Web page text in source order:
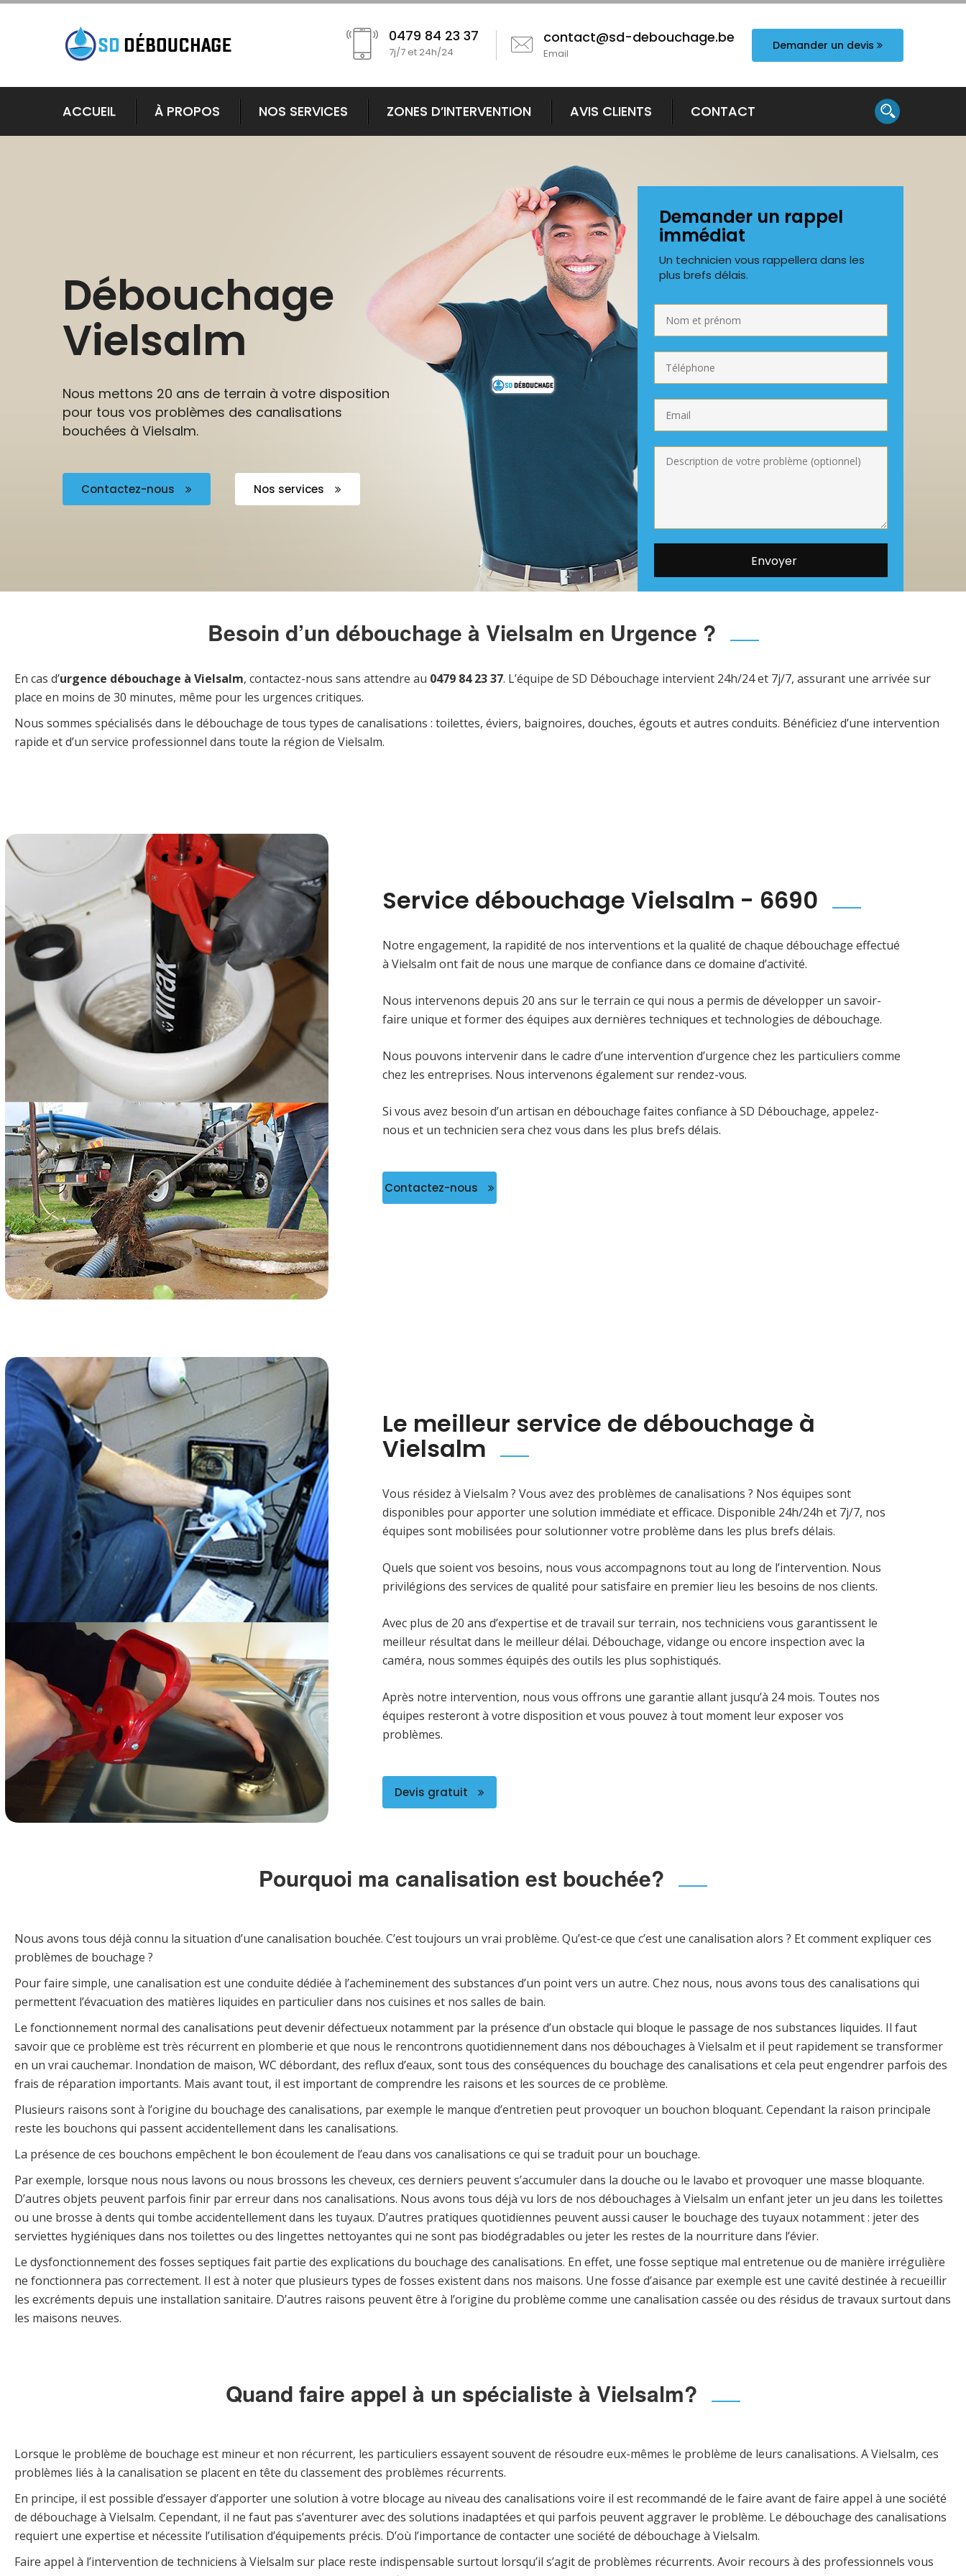
0479 84 23 37
7j/7 et 24h/24
contact@sd-debouchage.be
Email
Demander un devis
ACCUEIL À PROPOS NOS SERVICES ZONES D’INTERVENTION AVIS CLIENTS CONTACT
Débouchage
Vielsalm
Nous mettons 20 ans de terrain à votre disposition
pour tous vos problèmes des canalisations
bouchées à Vielsalm.
Contactez-nous Nos services
Demander un rappel
immédiat
Un technicien vous rappellera dans les
plus brefs délais.
Besoin d’un débouchage à Vielsalm en Urgence ?
En cas d’urgence débouchage à Vielsalm, contactez-nous sans attendre au 0479 84 23 37. L’équipe de SD Débouchage intervient 24h/24 et 7j/7, assurant une arrivée sur
place en moins de 30 minutes, même pour les urgences critiques.
Nous sommes spécialisés dans le débouchage de tous types de canalisations : toilettes, éviers, baignoires, douches, égouts et autres conduits. Bénéficiez d’une intervention
rapide et d’un service professionnel dans toute la région de Vielsalm.
Service débouchage Vielsalm - 6690
Notre engagement, la rapidité de nos interventions et la qualité de chaque débouchage effectué
à Vielsalm ont fait de nous une marque de confiance dans ce domaine d’activité.
Nous intervenons depuis 20 ans sur le terrain ce qui nous a permis de développer un savoir-
faire unique et former des équipes aux dernières techniques et technologies de débouchage.
Nous pouvons intervenir dans le cadre d’une intervention d’urgence chez les particuliers comme
chez les entreprises. Nous intervenons également sur rendez-vous.
Si vous avez besoin d’un artisan en débouchage faites confiance à SD Débouchage, appelez-
nous et un technicien sera chez vous dans les plus brefs délais.
Contactez-nous
Le meilleur service de débouchage à
Vielsalm
Vous résidez à Vielsalm ? Vous avez des problèmes de canalisations ? Nos équipes sont
disponibles pour apporter une solution immédiate et efficace. Disponible 24h/24h et 7j/7, nos
équipes sont mobilisées pour solutionner votre problème dans les plus brefs délais.
Quels que soient vos besoins, nous vous accompagnons tout au long de l’intervention. Nous
privilégions des services de qualité pour satisfaire en premier lieu les besoins de nos clients.
Avec plus de 20 ans d’expertise et de travail sur terrain, nos techniciens vous garantissent le
meilleur résultat dans le meilleur délai. Débouchage, vidange ou encore inspection avec la
caméra, nous sommes équipés des outils les plus sophistiqués.
Après notre intervention, nous vous offrons une garantie allant jusqu’à 24 mois. Toutes nos
équipes resteront à votre disposition et vous pouvez à tout moment leur exposer vos
problèmes.
Devis gratuit
Pourquoi ma canalisation est bouchée?
Nous avons tous déjà connu la situation d’une canalisation bouchée. C’est toujours un vrai problème. Qu’est-ce que c’est une canalisation alors ? Et comment expliquer ces
problèmes de bouchage ?
Pour faire simple, une canalisation est une conduite dédiée à l’acheminement des substances d’un point vers un autre. Chez nous, nous avons tous des canalisations qui
permettent l’évacuation des matières liquides en particulier dans nos cuisines et nos salles de bain.
Le fonctionnement normal des canalisations peut devenir défectueux notamment par la présence d’un obstacle qui bloque le passage de nos substances liquides. Il faut
savoir que ce problème est très récurrent en plomberie et que nous le rencontrons quotidiennement dans nos débouchages à Vielsalm et il peut rapidement se transformer
en un vrai cauchemar. Inondation de maison, WC débordant, des reflux d’eaux, sont tous des conséquences du bouchage des canalisations et cela peut engendrer parfois des
frais de réparation importants. Mais avant tout, il est important de comprendre les raisons et les sources de ce problème.
Plusieurs raisons sont à l’origine du bouchage des canalisations, par exemple le manque d’entretien peut provoquer un bouchon bloquant. Cependant la raison principale
reste les bouchons qui passent accidentellement dans les canalisations.
La présence de ces bouchons empêchent le bon écoulement de l’eau dans vos canalisations ce qui se traduit pour un bouchage.
Par exemple, lorsque nous nous lavons ou nous brossons les cheveux, ces derniers peuvent s’accumuler dans la douche ou le lavabo et provoquer une masse bloquante.
D’autres objets peuvent parfois finir par erreur dans nos canalisations. Nous avons tous déjà vu lors de nos débouchages à Vielsalm un enfant jeter un jeu dans les toilettes
ou une brosse à dents qui tombe accidentellement dans les tuyaux. D’autres pratiques quotidiennes peuvent aussi causer le bouchage des tuyaux notamment : jeter des
serviettes hygiéniques dans nos toilettes ou des lingettes nettoyantes qui ne sont pas biodégradables ou jeter les restes de la nourriture dans l’évier.
Le dysfonctionnement des fosses septiques fait partie des explications du bouchage des canalisations. En effet, une fosse septique mal entretenue ou de manière irrégulière
ne fonctionnera pas correctement. Il est à noter que plusieurs types de fosses existent dans nos maisons. Une fosse d’aisance par exemple est une cavité destinée à recueillir
les excréments depuis une installation sanitaire. D’autres raisons peuvent être à l’origine du problème comme une canalisation cassée ou des résidus de travaux surtout dans
les maisons neuves.
Quand faire appel à un spécialiste à Vielsalm?
Lorsque le problème de bouchage est mineur et non récurrent, les particuliers essayent souvent de résoudre eux-mêmes le problème de leurs canalisations. A Vielsalm, ces
problèmes liés à la canalisation se placent en tête du classement des problèmes récurrents.
En principe, il est possible d’essayer d’apporter une solution à votre blocage au niveau des canalisations voire il est recommandé de le faire avant de faire appel à une société
de débouchage à Vielsalm. Cependant, il ne faut pas s’aventurer avec des solutions inadaptées et qui parfois peuvent aggraver le problème. Le débouchage des canalisations
requiert une expertise et nécessite l’utilisation d’équipements précis. D’où l’importance de contacter une société de débouchage à Vielsalm.
Faire appel à l’intervention de techniciens à Vielsalm sur place reste indispensable surtout lorsqu’il s’agit de problèmes récurrents. Avoir recours à des professionnels vous